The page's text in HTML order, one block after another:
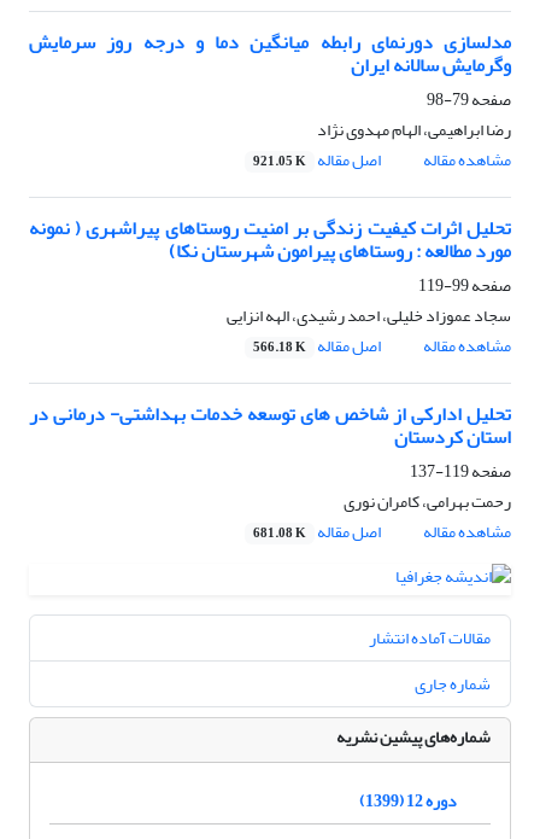
مدلسازی دورنمای رابطه میانگین دما و درجه روز سرمایش
وگرمایش سالانه ایران
صفحه79-98
رضا ابراهیمی، الهام مهدوی نژاد
مشاهده مقاله
اصل مقاله 921.05 K
تحلیل اثرات کیفیت زندگی بر امنیت روستاهای پیراشهری ( نمونه
مورد مطالعه : روستاهای پیرامون شهرستان نکا)
صفحه99-119
سجاد عموزاد خلیلی، احمد رشیدی، الهه انزایی
مشاهده مقاله
اصل مقاله 566.18 K
تحلیل ادارکی از شاخص های توسعه خدمات بهداشتی- درمانی در
استان کردستان
صفحه119-137
رحمت بهرامی، کامران نوری
مشاهده مقاله
اصل مقاله 681.08 K
مقالات آماده انتشار
شماره جاری
شماره‌های پیشین نشریه
دوره 12 (1399)